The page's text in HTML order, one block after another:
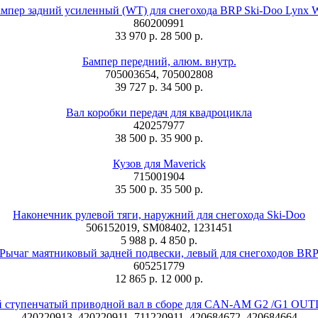
задний усиленный (WT) для снегохода BRP Ski-Doo Lynx
860200991
33 970 р. 28 500 р.
Бампер передний, алюм. внутр.
705003654, 705002808
39 727 р. 34 500 р.
Вал коробки передач для квадроцикла
420257977
38 500 р. 35 900 р.
Кузов для Maverick
715001904
35 500 р. 35 500 р.
Наконечник рулевой тяги, наружний для снегохода Ski-Doo
506152019, SM08402, 1231451
5 988 р. 4 850 р.
Рычаг маятниковый задней подвески, левый для снегоходов BRP
605251779
12 865 р. 12 000 р.
ступенчатый приводной вал в сборе для CAN-AM G2 /G1